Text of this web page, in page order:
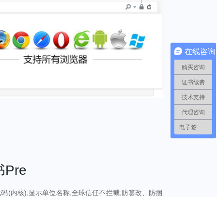
Pre
(内核);显示单位名称;全球信任不拦截;防篡改、防捆
在线咨询
购买咨询
证书续费
技术支持
代理咨询